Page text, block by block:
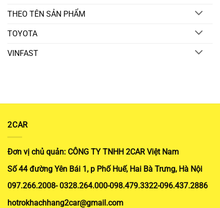
THEO TÊN SẢN PHẨM
TOYOTA
VINFAST
2CAR
Đơn vị chủ quản: CÔNG TY TNHH 2CAR Việt Nam
Số 44 đường Yên Bái 1, p Phố Huế, Hai Bà Trưng, Hà Nội
097.266.2008- 0328.264.000-098.479.3322-096.437.2886
hotrokhachhang2car@gmail.com